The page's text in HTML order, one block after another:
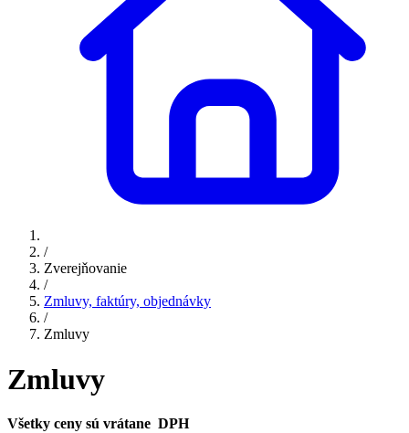
/
Zverejňovanie
/
Zmluvy, faktúry, objednávky
/
Zmluvy
Zmluvy
Všetky ceny sú vrátane DPH